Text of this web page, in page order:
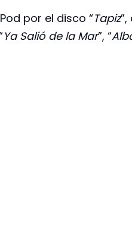
por el disco “Tapiz”,
Ya Salió de la Mar”, “